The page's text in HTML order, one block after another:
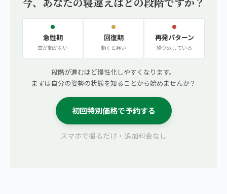
急性期
首が動かない
回復期
動くと痛い
再発パターン
繰り返している
段階が進むほど慢性化しやすくなります。
まずは自分の姿勢の状態を知ることから始めませんか？
初回特別価格で予約する
スマホで撮るだけ・追加料金なし